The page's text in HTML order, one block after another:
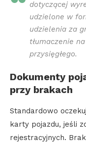
dotyczącej
udzielone w
udzielenia za
tłumaczenie
przysięgłego.
Dokumenty
przy brakach
Standardowo
karty pojazdu, jeśli
rejestracyjnych.